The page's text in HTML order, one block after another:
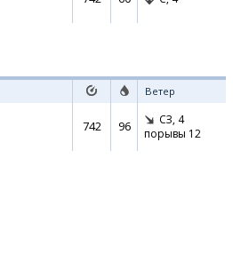
Ветер
742 96 СЗ, 4
порывы 12